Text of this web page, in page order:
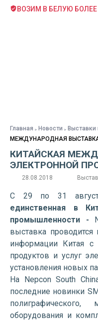
ВОЗИМ В БЕЛУЮ БОЛЕЕ
Главная Новости Выставки
МЕЖДУНАРОДНАЯ
КИТАЙСКАЯ
ЭЛЕКТРОННОЙ
28.08.2018
С 29 по 31
единственная в
промышленности -
выставка
информации Китая
продуктов и услуг
установления новых
На Nepcon South
последние новинки
оборудования и